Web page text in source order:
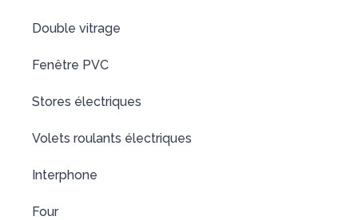
Double vitrage
Fenêtre PVC
Stores électriques
Volets roulants électriques
Interphone
Four